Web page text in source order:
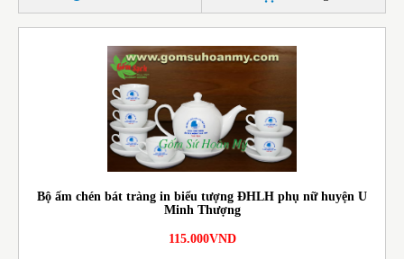
Bộ ấm chén bát tràng in biểu tượng ĐHLH phụ nữ huyện U
Minh Thượng
115.000VND